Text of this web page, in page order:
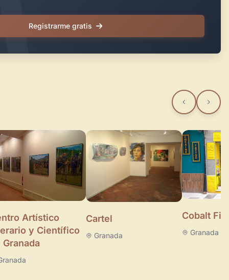
Registrarme gratis
Artístico
y Científico
Granada
Cartel
Granada
Cobalt
Granada